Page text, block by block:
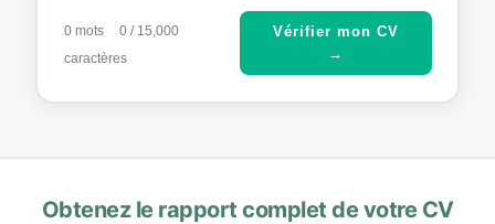
0mots 0/ 15,000
caractères
Vérifier mon CV
→
Obtenez le rapport complet de votre CV